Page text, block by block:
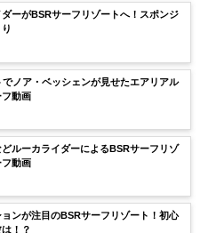
ーがBSRサーフリゾートへ！スポンジ
ノア・ベッシェンが見せたエアリアル
動画
どルーカライダーによるBSRサーフリゾ
フ動画
ンが注目のBSRサーフリゾート！初心
！？